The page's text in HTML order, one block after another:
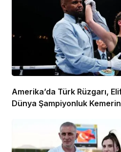
Amerika’da Türk Rüzgarı,
Dünya Şampiyonluk